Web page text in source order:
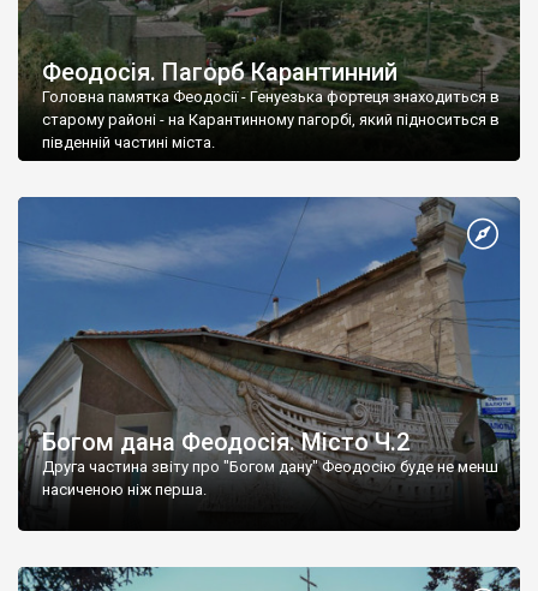
Феодосія. Пагорб Карантинний
Головна памятка Феодосії - Генуезька фортеця знаходиться в
старому районі - на Карантинному пагорбі, який підноситься в
південній частині міста.
Богом дана Феодосія. Місто Ч.2
Друга частина звіту про "Богом дану" Феодосію буде не менш
насиченою ніж перша.